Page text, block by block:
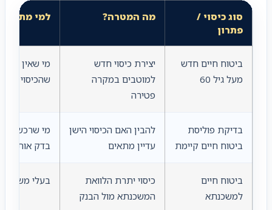
סוג כיסוי /
פתרון
מה המטרה? למי
ביטוח חיים חדש
מעל גיל 60
יצירת כיסוי חדש
למוטבים במקרה
פטירה
מי שאין לו
שהכיסוי
בדיקת פוליסת
ביטוח חיים קיימת
להבין האם הכיסוי הישן
עדיין מתאים
מי שרכש
בדק אותה
ביטוח חיים
למשכנתא
כיסוי יתרת הלוואת
המשכנתא מול הבנק
בעלי